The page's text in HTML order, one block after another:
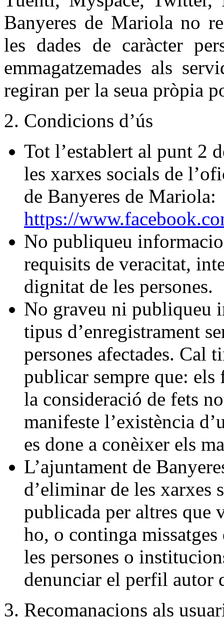
Banyeres de Mariola no
les dades de caràcter
emmagatzemades als
regiran per la seua pròpia
2. Condicions d’ús
Tot l’establert al punt 2
les xarxes socials de
de Banyeres de Mariola:
https://
No publiqueu
requisits de veracitat,
dignitat de les persones.
No graveu ni publiqueu
tipus d’enregistrament
persones afectades. Cal
publicar sempre que:
la consideració de fets
manifeste l’existència
es done a conèixer els
L’ajuntament de
d’eliminar de les
publicada per altres que
ho, o continga
les persones o
denunciar el perfil autor
3. Recomanacions als